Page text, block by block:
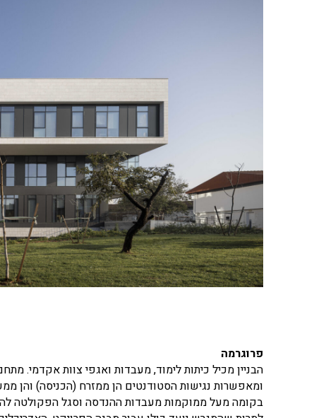
פרוגרמה
הבניין מכיל כיתות לימוד, מעבדות ואגפי צוות
ומאפשרות נגישות הסטודנטים הן ממזרח (הכניסה) והן
בקומה מעל ממוקמות מעבדות ההנדסה וסגל הפקולטה